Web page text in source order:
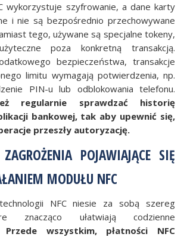
wykorzystuje szyfrowanie, a dane karty
i nie są bezpośrednio przechowywane
tego, używane są specjalne tokeny,
poza konkretną transakcją.
bezpieczeństwa, transakcje
limitu wymagają potwierdzenia, np.
PIN-u lub odblokowania telefonu.
regularnie sprawdzać historię
bankowej, tak aby upewnić się,
przeszły autoryzację.
POJAWIAJĄCE SIĘ
MODUŁU NFC
NFC niesie za sobą szereg
znacząco ułatwiają codzienne
Przede wszystkim, płatności NFC